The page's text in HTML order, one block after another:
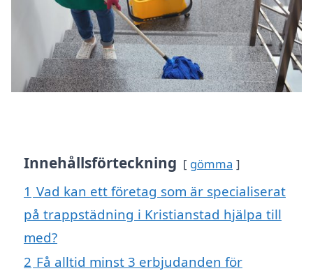
Innehållsförteckning gömma
1 Vad kan ett företag som är specialiserat
på trappstädning i Kristianstad hjälpa till
med?
2 Få alltid minst 3 erbjudanden för